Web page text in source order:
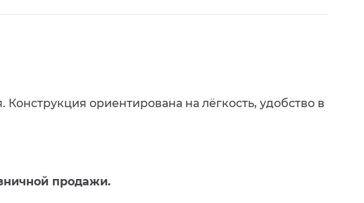
ориентирована на лёгкость, удобство в
продажи.